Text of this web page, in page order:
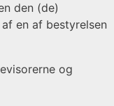
den (de)
en af bestyrelsen
og